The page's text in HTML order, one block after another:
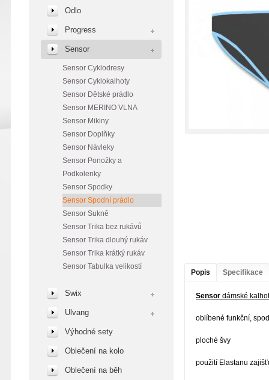
Odlo
Progress
Sensor
Sensor Cyklodresy
Sensor Cyklokalhoty
Sensor Dětské prádlo
Sensor MERINO VLNA
Sensor Mikiny
Sensor Doplňky
Sensor Návleky
Sensor Ponožky a
Podkolenky
Sensor Spodky
Sensor Spodní prádlo
Sensor Sukně
Sensor Trika bez rukávů
Sensor Trika dlouhý rukáv
Sensor Trika krátký rukáv
Sensor Tabulka velikostí
Swix
Ulvang
Výhodné sety
Oblečení na kolo
Oblečení na běh
Popis Specifikace
Sensor dámské
oblíbené funkční,
ploché švy
použití Elastanu